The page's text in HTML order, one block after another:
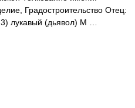
Градостроительство Отец:
лукавый (дьявол) М …